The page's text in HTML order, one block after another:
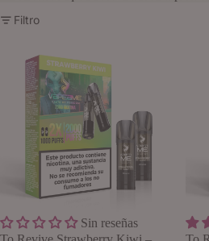
Filtro
Sin reseñas